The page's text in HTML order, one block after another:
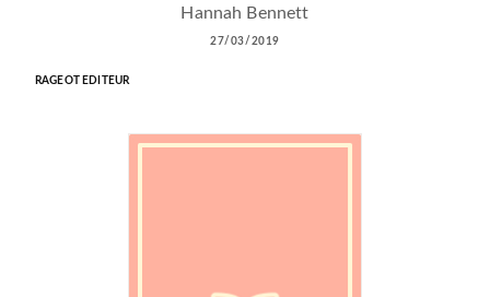
Hannah Bennett
27/03/2019
RAGEOT EDITEUR